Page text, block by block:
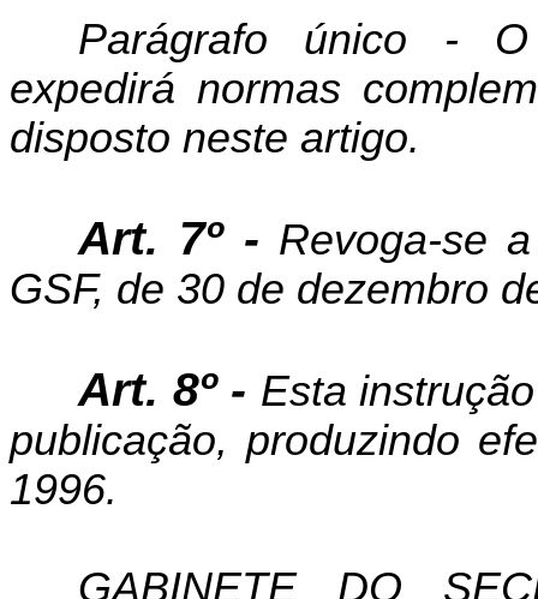
Parágrafo único -
expedirá normas
disposto neste artigo.
Art. 7º - Revoga-se
GSF, de 30 de dezembro
Art. 8º - Esta
publicação, produzindo
1996.
GABINETE DO